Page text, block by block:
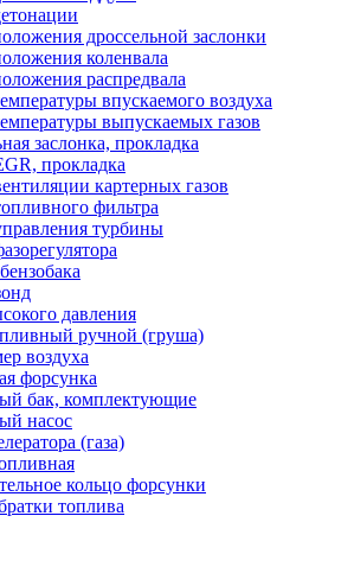
дроссельной заслонки
коленвала
распредвала
впускаемого воздуха
выпускаемых газов
заслонка, прокладка
прокладка
картерных газов
фильтра
турбины
давления
ручной (груша)
воздуха
форсунка
бак, комплектующие
насос
(газа)
кольцо форсунки
топлива